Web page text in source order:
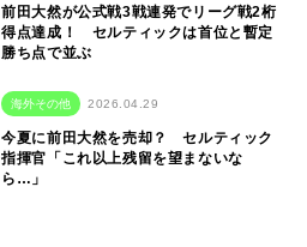
前田大然が公式戦3戦連発でリーグ戦2桁
得点達成！ セルティックは首位と暫定
勝ち点で並ぶ
海外その他 2026.04.29
今夏に前田大然を売却？ セルティック
指揮官「これ以上残留を望まないな
ら…」